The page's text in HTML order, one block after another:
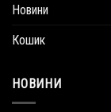
Новини
Кошик
НОВИНИ